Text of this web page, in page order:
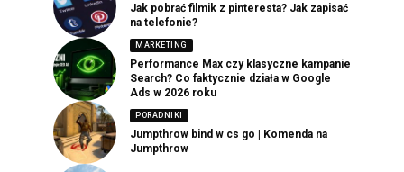
Jak pobrać filmik z pinteresta? Jak zapisać
na telefonie?
MARKETING
Performance Max czy klasyczne kampanie
Search? Co faktycznie działa w Google
Ads w 2026 roku
PORADNIKI
Jumpthrow bind w cs go | Komenda na
Jumpthrow